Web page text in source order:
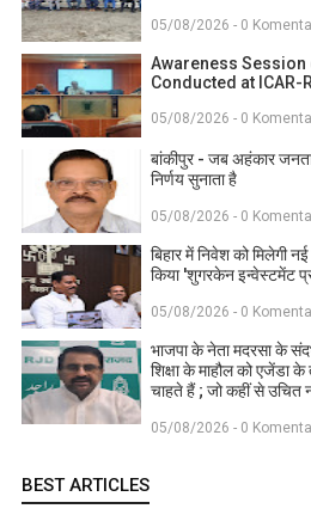
05/08/2026 - 0
Awareness Session
Conducted at ICAR-
05/08/2026 - 0
बांकीपुर - जब अहंकार
निर्णय सुनाता है
05/08/2026 - 0
बिहार में निवेश को मिलेगी
किया 'शुगरकेन इन्वेस्टमेंट
05/08/2026 - 0
भाजपा के नेता मदरसा के
शिक्षा के माहौल को
चाहते हैं ; जो कहीं से उचित
05/08/2026 - 0
BEST ARTICLES